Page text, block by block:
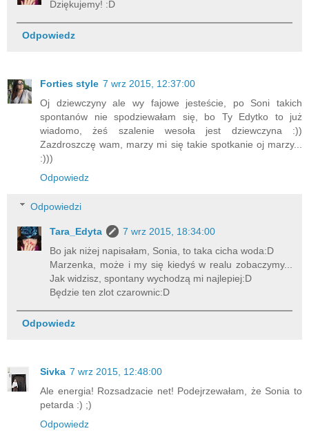
Dziękujemy! :D
Odpowiedz
Forties style 7 wrz 2015, 12:37:00
Oj dziewczyny ale wy fajowe jesteście, po Soni takich
spontanów nie spodziewałam się, bo Ty Edytko to już
wiadomo, żeś szalenie wesoła jest dziewczyna :))
Zazdroszczę wam, marzy mi się takie spotkanie oj marzy...
:)))
Odpowiedz
Odpowiedzi
Tara_Edyta
7 wrz 2015, 18:34:00
Bo jak niżej napisałam, Sonia, to taka cicha woda:D
Marzenka, może i my się kiedyś w realu zobaczymy...
Jak widzisz, spontany wychodzą mi najlepiej:D
Będzie ten zlot czarownic:D
Odpowiedz
Sivka 7 wrz 2015, 12:48:00
Ale energia! Rozsadzacie net! Podejrzewałam, że Sonia to
petarda :) ;)
Odpowiedz